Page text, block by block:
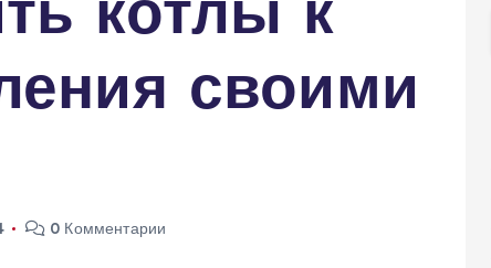
своими
0 Комментарии